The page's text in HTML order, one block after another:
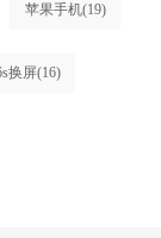
苹果手机(19)
换屏(16)